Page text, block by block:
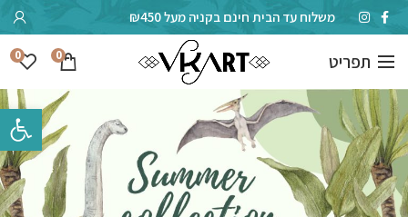
משלוח עד הבית חינם בקניה מעל ₪450
תפריט 0
0
פתח